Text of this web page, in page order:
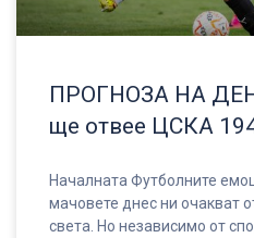
ПРОГНОЗА НА
ще отвее ЦСКА
Началната Футболните
мачовете днес ни очакват
света. Но независимо от